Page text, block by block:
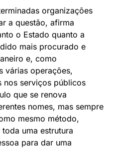
organizações
a questão, afirma
o Estado quanto a
mais procurado e
e, como
várias operações,
nos serviços públicos
que se renova
nomes, mas sempre
mesmo método,
uma estrutura
para dar uma